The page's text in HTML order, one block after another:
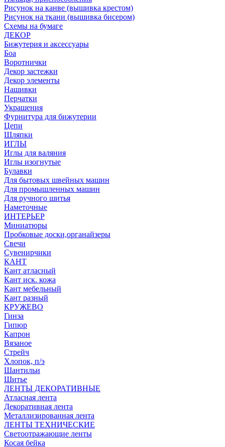
Рисунок на канве (вышивка крестом)
Рисунок на ткани (вышивка бисером)
Схемы на бумаге
ДЕКОР
Бижутерия и аксессуары
Боа
Воротнички
Декор застежки
Декор элементы
Нашивки
Перчатки
Украшения
Фурнитура для бижутерии
Цепи
Шляпки
ИГЛЫ
Иглы для валяния
Иглы изогнутые
Булавки
Для бытовых швейных машин
Для промышленных машин
Для ручного шитья
Наметочные
ИНТЕРЬЕР
Миниатюры
Пробковые доски,органайзеры
Свечи
Сувенирчики
КАНТ
Кант атласный
Кант иск. кожа
Кант мебельный
Кант разный
КРУЖЕВО
Гинза
Гипюр
Капрон
Вязаное
Стрейч
Хлопок, п/э
Шантильи
Шитье
ЛЕНТЫ ДЕКОРАТИВНЫЕ
Атласная лента
Декоративная лента
Металлизированная лента
ЛЕНТЫ ТЕХНИЧЕСКИЕ
Светоотражающие ленты
Косая бейка